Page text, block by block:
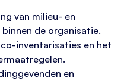
van milieu- en
de organisatie.
inventarisaties en het
en